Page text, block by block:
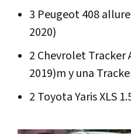
3 Peugeot 408
2020)
2 Chevrolet Tracker
2019)m y una
2 Toyota Yaris XLS